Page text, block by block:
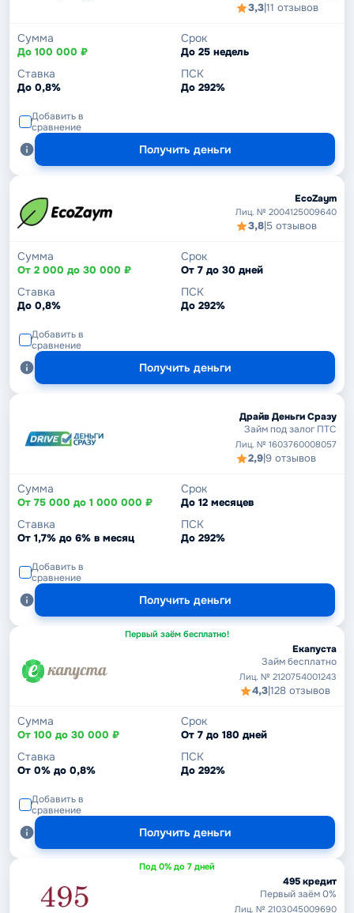
3,3|11 отзывов
Сумма
До 100 000 ₽
Срок
До 25 недель
Ставка
До 0,8%
ПСК
До 292%
Добавить в
сравнение
Получить деньги
EcoZaym
Лиц. № 2004125009640
3,8|5 отзывов
Сумма
От 2 000 до 30 000 ₽
Срок
От 7 до 30 дней
Ставка
До 0,8%
ПСК
До 292%
Добавить в
сравнение
Получить деньги
Драйв Деньги Сразу
Займ под залог ПТС
Лиц. № 1603760008057
2,9|9 отзывов
Сумма
От 75 000 до 1 000 000 ₽
Срок
До 12 месяцев
Ставка
От 1,7% до 6% в месяц
ПСК
До 292%
Добавить в
сравнение
Получить деньги
Первый заём бесплатно!
Екапуста
Займ бесплатно
Лиц. № 2120754001243
4,3|128 отзывов
Сумма
От 100 до 30 000 ₽
Срок
От 7 до 180 дней
Ставка
От 0% до 0,8%
ПСК
До 292%
Добавить в
сравнение
Получить деньги
Под 0% до 7 дней
495 кредит
Первый заём 0%
Лиц. № 2103045009690